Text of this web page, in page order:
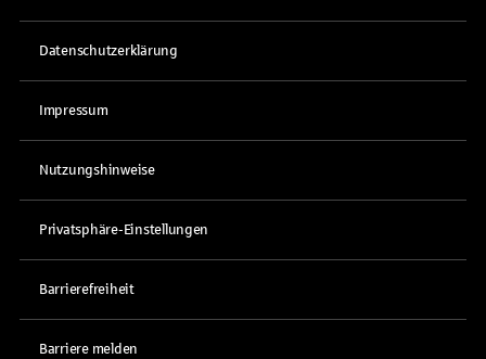
Datenschutzerklärung
Impressum
Nutzungshinweise
Privatsphäre-Einstellungen
Barrierefreiheit
Barriere melden